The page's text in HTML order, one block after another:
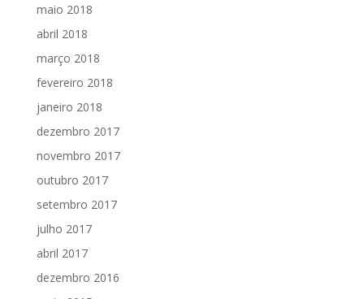
maio 2018
abril 2018
março 2018
fevereiro 2018
janeiro 2018
dezembro 2017
novembro 2017
outubro 2017
setembro 2017
julho 2017
abril 2017
dezembro 2016